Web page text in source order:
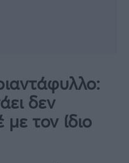
δεν
τον ίδιο